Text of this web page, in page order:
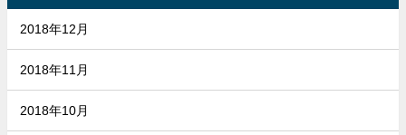
2018年12月
2018年11月
2018年10月